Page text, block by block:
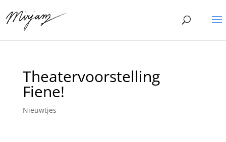
Theatervoorstelling
Fiene!
Nieuwtjes